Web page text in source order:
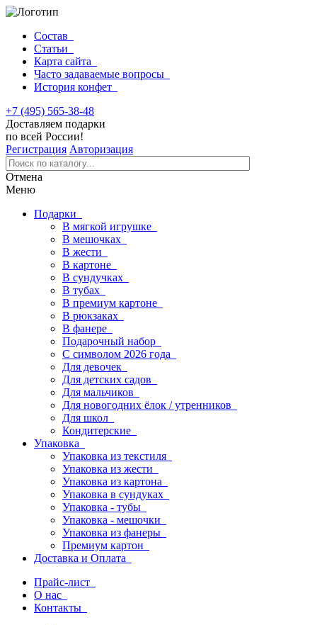
Состав
Статьи
Карта сайта
Часто задаваемые вопросы
История конфет
+7 (495) 565-38-48
Доставляем подарки
по всей России!
Регистрация Авторизация
Отмена
Меню
Подарки
В мягкой игрушке
В мешочках
В жести
В картоне
В сундучках
В тубах
В премиум картоне
В рюкзаках
В фанере
Подарочный набор
С символом 2026 года
Для девочек
Для детских садов
Для мальчиков
Для новогодних ёлок / утренников
Для школ
Кондитерские
Упаковка
Упаковка из текстиля
Упаковка из жести
Упаковка из картона
Упаковка в сундуках
Упаковка - тубы
Упаковка - мешочки
Упаковка из фанеры
Премиум картон
Доставка и Оплата
Прайс-лист
О нас
Контакты